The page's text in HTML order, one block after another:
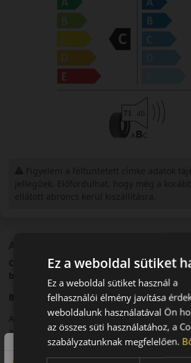
A mintázat
Continental PremiumContact 6 – Precíz
biztonság
Bevezető
A Continental PremiumContact 6 egy
amelyet pontos kormányreakciókra és
biztonságra optimalizáltak.
Ez a weboldal sütiket
Ez a weboldal sütiket használ a
felhasználói élmény javítása
weboldalunk használatával Ön
az összes süti használatához, a
szabályzatunknak megfelelően.